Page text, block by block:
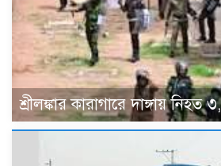
শ্রীলঙ্কার কারাগারে দাঙ্গায়